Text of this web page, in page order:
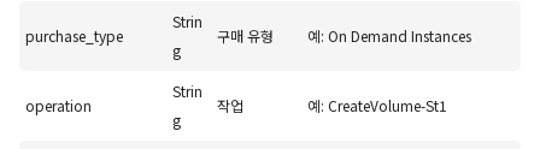
purchase_type
Strin
g
구매 유형 예: On Demand Instances
operation
Strin
g
작업 예: CreateVolume-St1